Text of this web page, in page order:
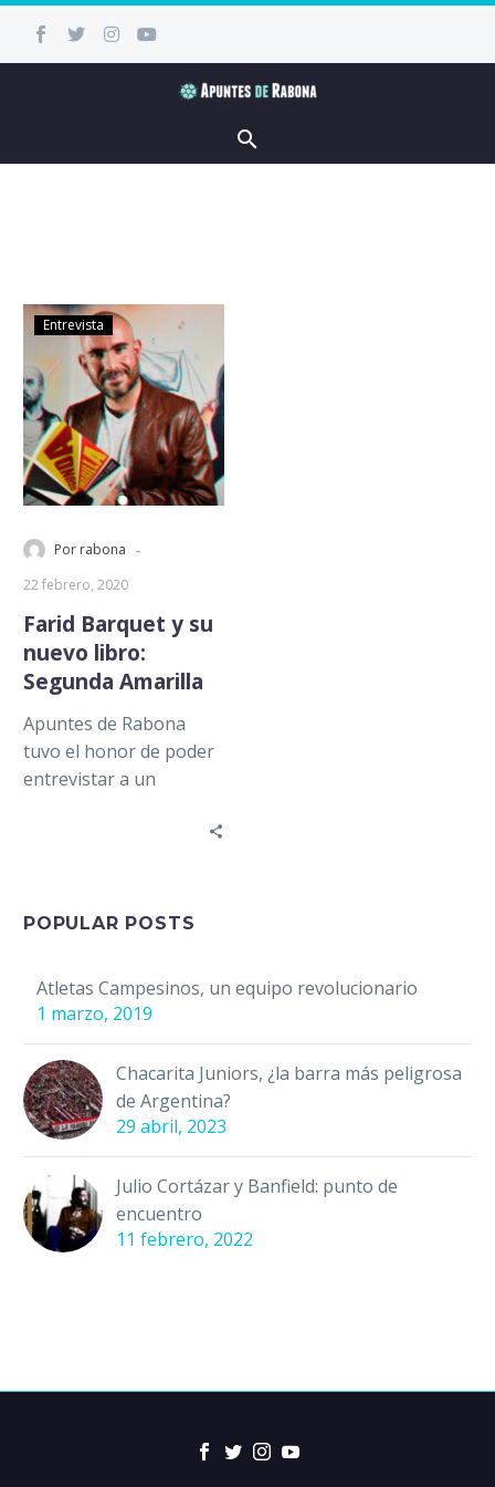
Entrevista
Por rabona -
22 febrero, 2020
Farid Barquet y su
nuevo libro:
Segunda Amarilla
Apuntes de Rabona
tuvo el honor de poder
entrevistar a un
POPULAR POSTS
Atletas Campesinos, un equipo revolucionario
1 marzo, 2019
Chacarita Juniors, ¿la barra más peligrosa
de Argentina?
29 abril, 2023
Julio Cortázar y Banfield: punto de
encuentro
11 febrero, 2022